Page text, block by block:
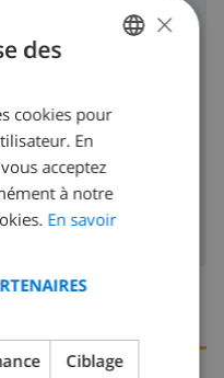
DUTCH
SPANISH
GERMAN
DANISH
×
des
cookies pour
En
acceptez
à notre
En savoir
Ciblage